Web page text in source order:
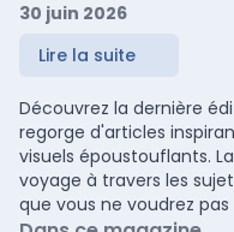
30 juin 2026
Lire la suite
Découvrez la dernière
regorge d'articles
visuels époustouflants.
voyage à travers les
que vous ne voudrez